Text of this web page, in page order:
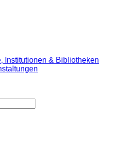
Institutionen & Bibliotheken